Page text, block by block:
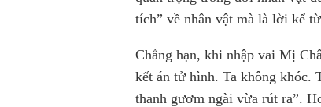
tích” về nhân vật mà là lời kể
Chẳng hạn, khi nhập vai Mị
kết án tử hình. Ta không
thanh gươm ngài vừa rút ra”.